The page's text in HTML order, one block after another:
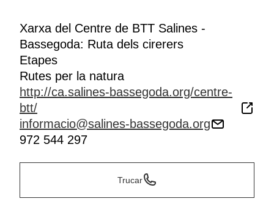
Xarxa del Centre de BTT Salines -
Bassegoda: Ruta dels cirerers
Etapes
Rutes per la natura
http://ca.salines-bassegoda.org/centre-
btt/
informacio@salines-bassegoda.org
972 544 297
Trucar